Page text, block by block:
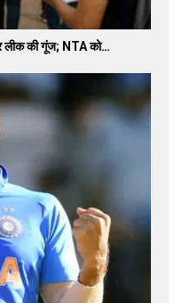
लीक की गूंज; NTA को…